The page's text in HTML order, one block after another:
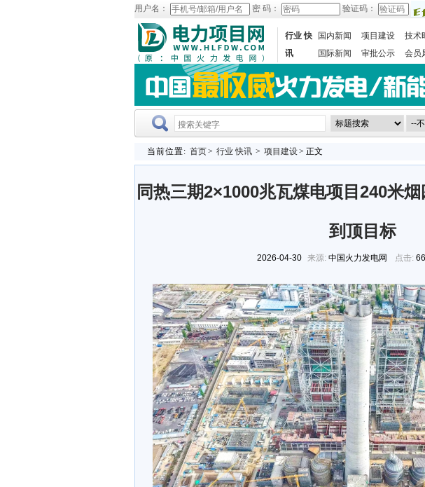
用户名： 密 码： 验证码：
行业 快
讯
国内新闻 项目建设
技术
国际新闻
审批公示 会员
当前位置: 首页> 行业 快讯 > 项目建设> 正文
同热三期2×1000兆瓦煤电项目240米
到顶目标
2026-04-30 来源: 中国火力发电网 点击: